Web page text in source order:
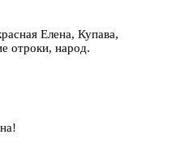
Елена, Купава,
отроки, народ.